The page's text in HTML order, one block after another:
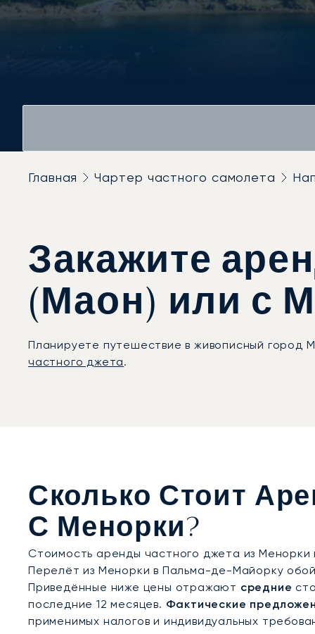
Главная Чартер частного самолета
Закажите
(Маон) или с
Планируете путешествие в живописный город
частного джета.
Сколько Стоит
С Менорки?
Стоимость аренды частного джета из Менорки
Перелёт из Менорки в Пальма-де-Майорку
Приведённые ниже цены отражают средние
последние 12 месяцев. Фактические
применимых налогов и индивидуальных